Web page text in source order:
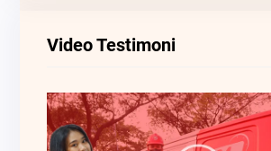
Video Testimoni